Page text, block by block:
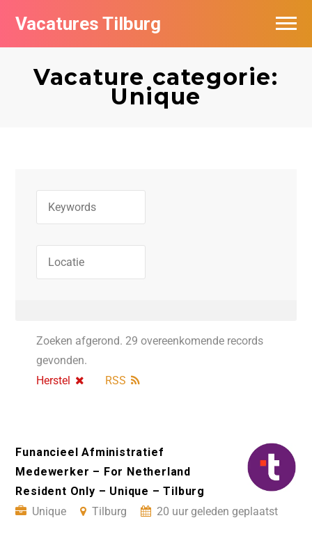
Vacatures Tilburg
Vacature categorie:
Unique
Zoeken afgerond. 29 overeenkomende records
gevonden.
Herstel
RSS
Funancieel Afministratief
Medewerker – For Netherland
Resident Only – Unique – Tilburg
Unique
Tilburg 20 uur geleden geplaatst
Vacatures per bedrijf
De populairste vacatures in Tilburg